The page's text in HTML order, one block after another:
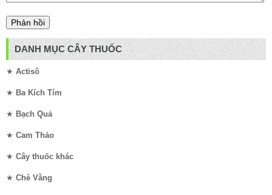
DANH MỤC CÂY THUỐC
★ Actisô
★ Ba Kích Tím
★ Bạch Quả
★ Cam Thảo
★ Cây thuốc khác
★ Chè Vằng